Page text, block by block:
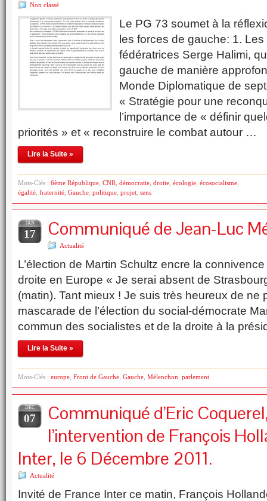
Non classé
Le PG 73 soumet à la
les forces de gauche: 1.
fédératrices Serge Halimi,
gauche de manière
Monde Diplomatique de
« Stratégie pour une
l’importance de « définir
priorités » et « reconstruire le combat autour …
Lire la Suite »
Mots-Clés : 6ème République CNR démocratie droite écologie écosocialisme
égalité fraternité Gauche politique projet sens
JAN
17 Communiqué de Jean-Luc
Actualité
L’élection de Martin Schultz encre la
droite en Europe « Je serai absent de
(matin). Tant mieux ! Je suis très heureux de ne
mascarade de l’élection du social-démocrate
commun des socialistes et de la droite à la
Lire la Suite »
Mots-Clés : europe Front de Gauche Gauche Mélenchon parlement
DÉC
07
Communiqué d’Eric
l’intervention de François
Inter, le 6 Décembre 2011.
Actualité
Invité de France Inter ce matin, François